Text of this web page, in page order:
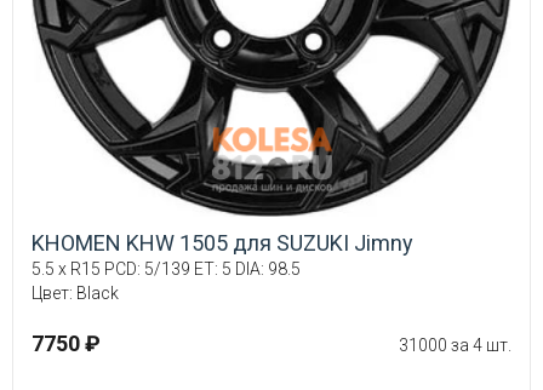
KHOMEN KHW 1505 для SUZUKI Jimny
5.5 x R15 PCD: 5/139 ET: 5 DIA: 98.5
Цвет: Black
7750 ₽ 31000 за 4 шт.